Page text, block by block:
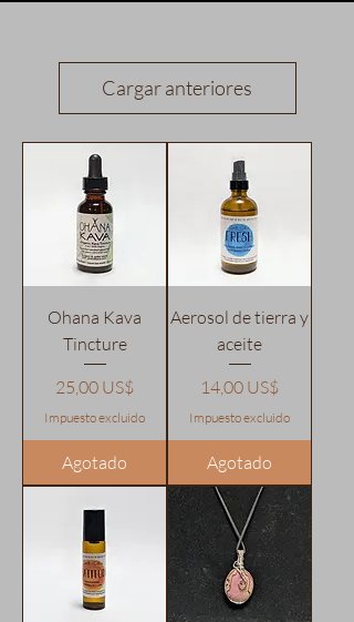
Cargar anteriores
Ohana Kava
Tincture
Precio
25,00 US$
Impuesto excluido
Agotado
Aerosol de tierra y
aceite
Precio
14,00 US$
Impuesto excluido
Agotado